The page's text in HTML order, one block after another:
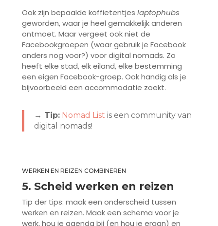
Ook zijn bepaalde koffietentjes laptophubs
geworden, waar je heel gemakkelijk anderen
ontmoet. Maar vergeet ook niet de
Facebookgroepen (waar gebruik je Facebook
anders nog voor?) voor digital nomads. Zo
heeft elke stad, elk eiland, elke bestemming
een eigen Facebook-groep. Ook handig als je
bijvoorbeeld een accommodatie zoekt.
→ Tip: Nomad List is een community van
digital nomads!
WERKEN EN REIZEN COMBINEREN
5. Scheid werken en reizen
Tip der tips: maak een onderscheid tussen
werken en reizen. Maak een schema voor je
werk, hou je agenda bij (en hou je eraan) en